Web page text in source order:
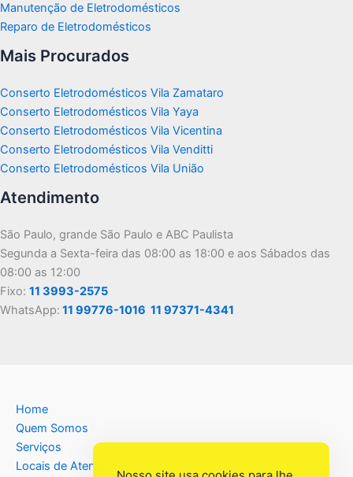
Manutenção de Eletrodomésticos
Reparo de Eletrodomésticos
Mais Procurados
Conserto Eletrodomésticos Vila Zamataro
Conserto Eletrodomésticos Vila Yaya
Conserto Eletrodomésticos Vila Vicentina
Conserto Eletrodomésticos Vila Venditti
Conserto Eletrodomésticos Vila União
Atendimento
São Paulo, grande São Paulo e ABC Paulista
Segunda a Sexta-feira das 08:00 as 18:00 e aos Sábados das
08:00 as 12:00
Fixo: 11 3993-2575
WhatsApp: 11 99776-1016 11 97371-4341
Home
Quem Somos
Serviços
Locais de Atendimento